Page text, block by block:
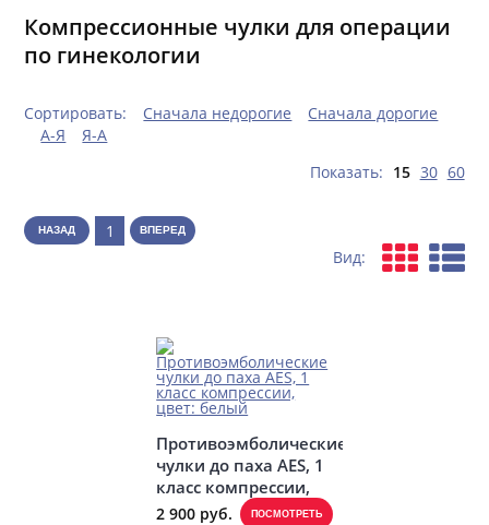
Компрессионные чулки для операции
по гинекологии
Сортировать: Сначала недорогие
Сначала дорогие
А-Я
Я-А
Показать: 15 30 60
НАЗАД 1 ВПЕРЕД
Вид:
Противоэмболические
чулки до паха AES, 1
класс компрессии,
цвет: белый
2 900 руб. ПОСМОТРЕТЬ